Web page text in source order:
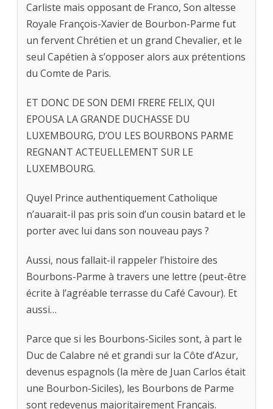
Carliste mais opposant de Franco, Son altesse
Royale François-Xavier de Bourbon-Parme fut
un fervent Chrétien et un grand Chevalier, et le
seul Capétien à s’opposer alors aux prétentions
du Comte de Paris.
ET DONC DE SON DEMI FRERE FELIX, QUI
EPOUSA LA GRANDE DUCHASSE DU
LUXEMBOURG, D’OU LES BOURBONS PARME
REGNANT ACTEUELLEMENT SUR LE
LUXEMBOURG.
Quyel Prince authentiquement Catholique
n’auarait-il pas pris soin d’un cousin batard et le
porter avec lui dans son nouveau pays ?
Aussi, nous fallait-il rappeler l’histoire des
Bourbons-Parme à travers une lettre (peut-être
écrite à l’agréable terrasse du Café Cavour). Et
aussi…
Parce que si les Bourbons-Siciles sont, à part le
Duc de Calabre né et grandi sur la Côte d’Azur,
devenus espagnols (la mère de Juan Carlos était
une Bourbon-Siciles), les Bourbons de Parme
sont redevenus majoritairement Français.